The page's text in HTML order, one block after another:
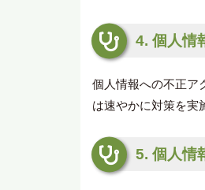
4. 個人情
個人情報への不正ア
は速やかに対策を実
5. 個人情